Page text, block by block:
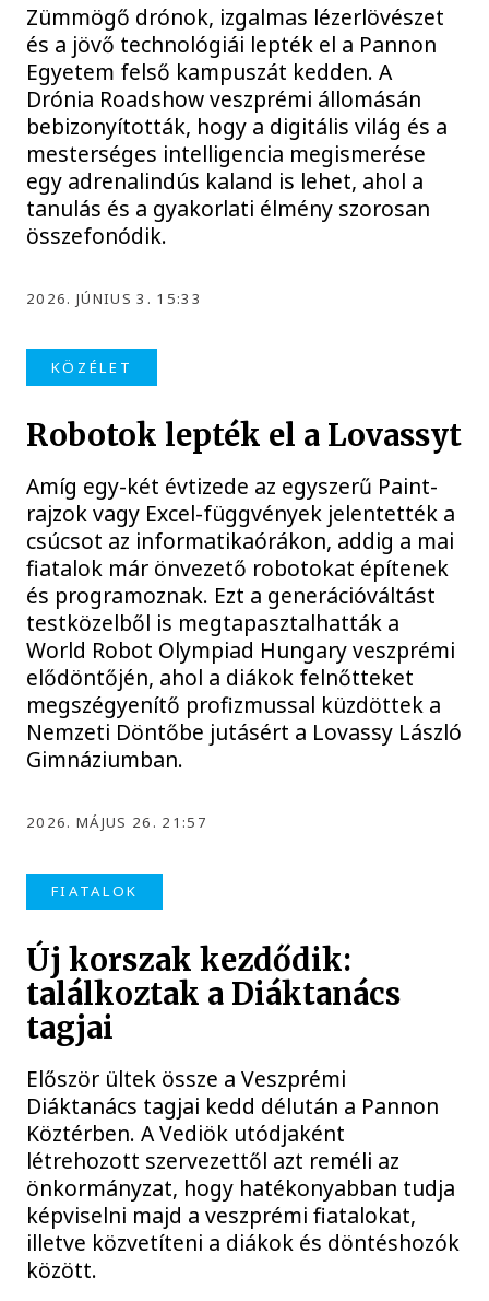
Zümmögő drónok, izgalmas lézerlövészet
és a jövő technológiái lepték el a Pannon
Egyetem felső kampuszát kedden. A
Drónia Roadshow veszprémi állomásán
bebizonyították, hogy a digitális világ és a
mesterséges intelligencia megismerése
egy adrenalindús kaland is lehet, ahol a
tanulás és a gyakorlati élmény szorosan
összefonódik.
2026. JÚNIUS 3. 15:33
KÖZÉLET
Robotok lepték el a Lovassyt
Amíg egy-két évtizede az egyszerű Paint-
rajzok vagy Excel-függvények jelentették a
csúcsot az informatikaórákon, addig a mai
fiatalok már önvezető robotokat építenek
és programoznak. Ezt a generációváltást
testközelből is megtapasztalhatták a
World Robot Olympiad Hungary veszprémi
elődöntőjén, ahol a diákok felnőtteket
megszégyenítő profizmussal küzdöttek a
Nemzeti Döntőbe jutásért a Lovassy László
Gimnáziumban.
2026. MÁJUS 26. 21:57
FIATALOK
Új korszak kezdődik:
találkoztak a Diáktanács
tagjai
Először ültek össze a Veszprémi
Diáktanács tagjai kedd délután a Pannon
Köztérben. A Vediök utódjaként
létrehozott szervezettől azt reméli az
önkormányzat, hogy hatékonyabban tudja
képviselni majd a veszprémi fiatalokat,
illetve közvetíteni a diákok és döntéshozók
között.